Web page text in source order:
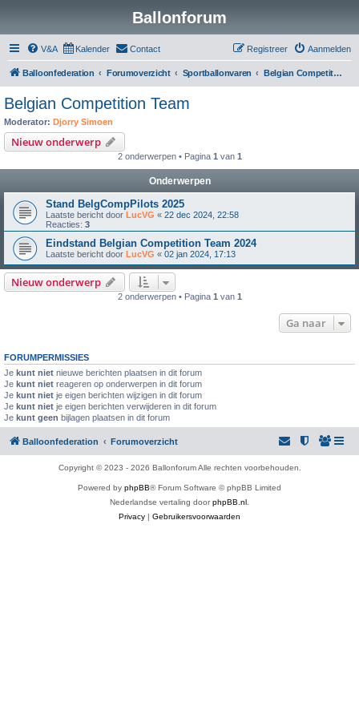
Ballonforum
V&A Kalender Contact Aanmelden
Registreer
Balloonfederation Forumoverzicht Sportballonvaren Belgian Competition Team
Belgian Competition Team
Moderator: Djorry Simoen
Nieuw onderwerp
2 onderwerpen • Pagina 1 van 1
Onderwerpen
Stand BelgCompPilots 2025
Laatste bericht door LucVG « 22 dec 2024, 22:58
Reacties: 3
Eindstand Belgian Competition Team 2024
Laatste bericht door LucVG « 02 jan 2024, 17:13
Nieuw onderwerp
2 onderwerpen • Pagina 1 van 1
Ga naar
FORUMPERMISSIES
Je kunt niet nieuwe berichten plaatsen in dit forum
Je kunt niet reageren op onderwerpen in dit forum
Je kunt niet je eigen berichten wijzigen in dit forum
Je kunt niet je eigen berichten verwijderen in dit forum
Je kunt geen bijlagen plaatsen in dit forum
Balloonfederation Forumoverzicht
Copyright © 2023 - 2026 Ballonforum Alle rechten voorbehouden.
Powered by phpBB® Forum Software © phpBB Limited
Nederlandse vertaling doorphpBB.nl
Privacy | Gebruikersvoorwaarden